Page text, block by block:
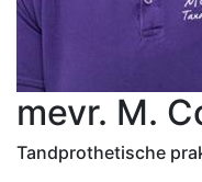
mevr. M.
Tandprothetische